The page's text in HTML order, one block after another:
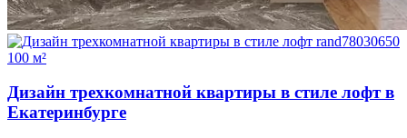
100 м²
Дизайн трехкомнатной квартиры в стиле лофт в
Екатеринбурге